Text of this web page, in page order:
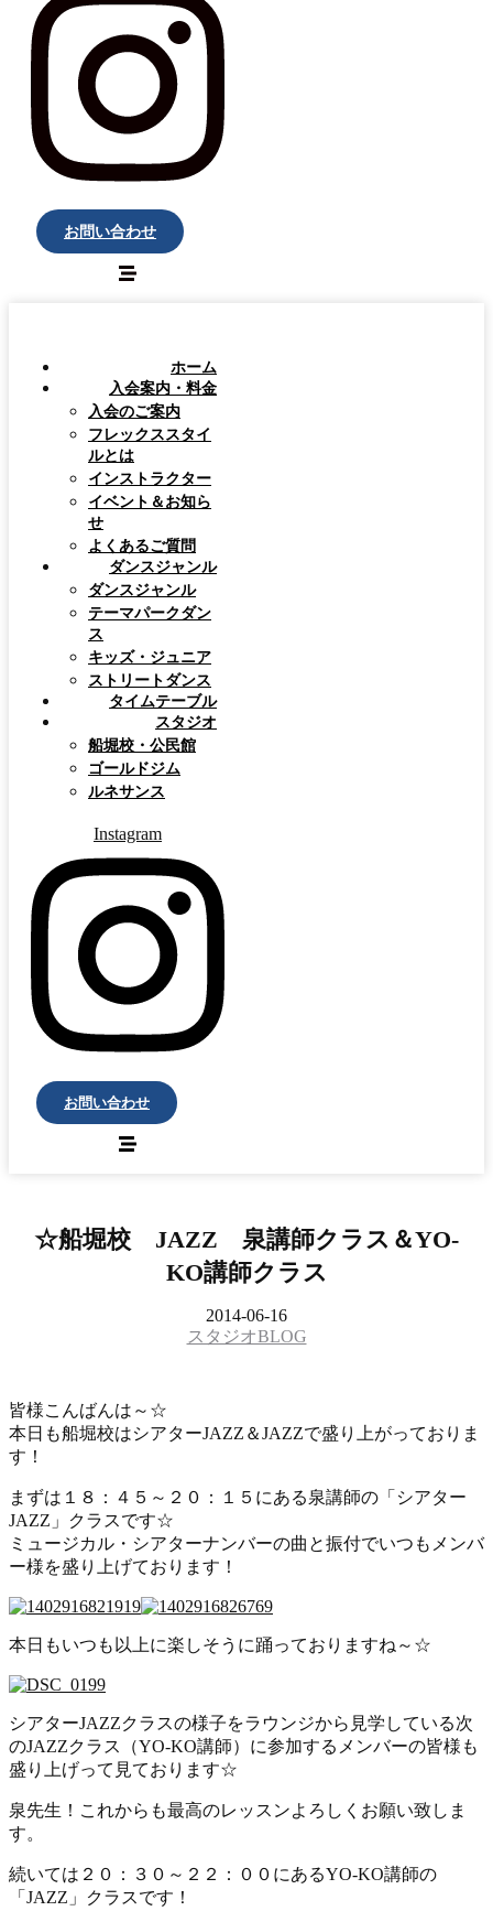
お問い合わせ
ホーム
入会案内・料金
入会のご案内
フレックススタイ
ルとは
インストラクター
イベント＆お知ら
せ
よくあるご質問
ダンスジャンル
ダンスジャンル
テーマパークダン
ス
キッズ・ジュニア
ストリートダンス
タイムテーブル
スタジオ
船堀校・公民館
ゴールドジム
ルネサンス
Instagram
お問い合わせ
☆船堀校 JAZZ 泉講師クラス＆YO-
KO講師クラス
2014-06-16
スタジオBLOG
皆様こんばんは～☆
本日も船堀校はシアターJAZZ＆JAZZで盛り上がっておりま
す！
まずは１８：４５～２０：１５にある泉講師の「シアター
JAZZ」クラスです☆
ミュージカル・シアターナンバーの曲と振付でいつもメンバ
ー様を盛り上げております！
本日もいつも以上に楽しそうに踊っておりますね～☆
シアターJAZZクラスの様子をラウンジから見学している次
のJAZZクラス（YO-KO講師）に参加するメンバーの皆様も
盛り上げって見ております☆
泉先生！これからも最高のレッスンよろしくお願い致しま
す。
続いては２０：３０～２２：００にあるYO-KO講師の
「JAZZ」クラスです！